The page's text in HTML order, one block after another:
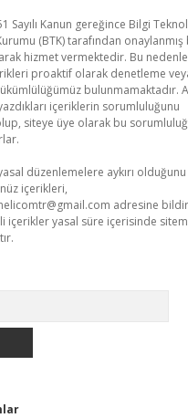
Sayılı Kanun gereğince Bilgi
(BTK) tarafından onaylanmış
hizmet vermektedir. Bu
proaktif olarak denetleme
bulunmamaktadır.
içeriklerin sorumluluğunu
siteye üye olarak bu
düzenlemelere aykırı olduğunu
içerikleri,
adresine
içerikler yasal süre içerisinde